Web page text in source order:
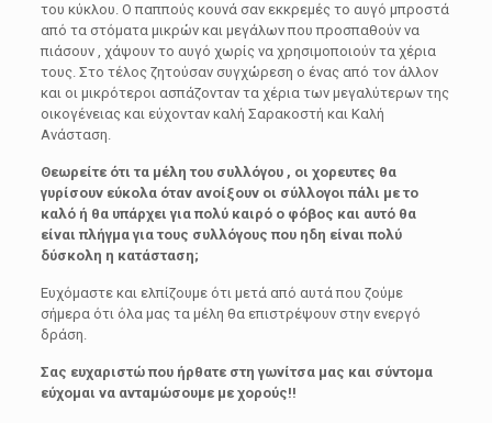
του κύκλου. Ο παππούς κουνά σαν εκκρεμές το αυγό μπροστά
από τα στόματα μικρών και μεγάλων που προσπαθούν να
πιάσουν , χάψουν το αυγό χωρίς να χρησιμοποιούν τα χέρια
τους. Στο τέλος ζητούσαν συγχώρεση ο ένας από τον άλλον
και οι μικρότεροι ασπάζονταν τα χέρια των μεγαλύτερων της
οικογένειας και εύχονταν καλή Σαρακοστή και Καλή
Ανάσταση.
Θεωρείτε ότι τα μέλη του συλλόγου , οι χορευτες θα
γυρίσουν εύκολα όταν ανοίξουν οι σύλλογοι πάλι με το
καλό ή θα υπάρχει για πολύ καιρό ο φόβος και αυτό θα
είναι πλήγμα για τους συλλόγους που ηδη είναι πολύ
δύσκολη η κατάσταση;
Ευχόμαστε και ελπίζουμε ότι μετά από αυτά που ζούμε
σήμερα ότι όλα μας τα μέλη θα επιστρέψουν στην ενεργό
δράση.
Σας ευχαριστώ που ήρθατε στη γωνίτσα μας και σύντομα
εύχομαι να ανταμώσουμε με χορούς!!